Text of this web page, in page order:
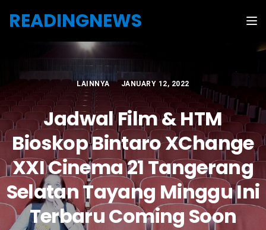
READINGNEWS
LAINNYA JANUARY 12, 2022
Jadwal Film & HTM
Bioskop Bintaro XChange
XXI Cinema 21 Tangerang
Selatan Tayang Minggu Ini
Terbaru Coming Soon